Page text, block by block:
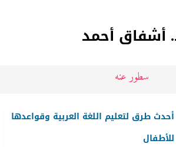
أشفاق أحمد
سطور عنه
أحدث طرق لتعليم اللغة العربية وقواعدها
للأطفال